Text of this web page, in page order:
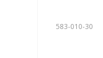
583-010-30